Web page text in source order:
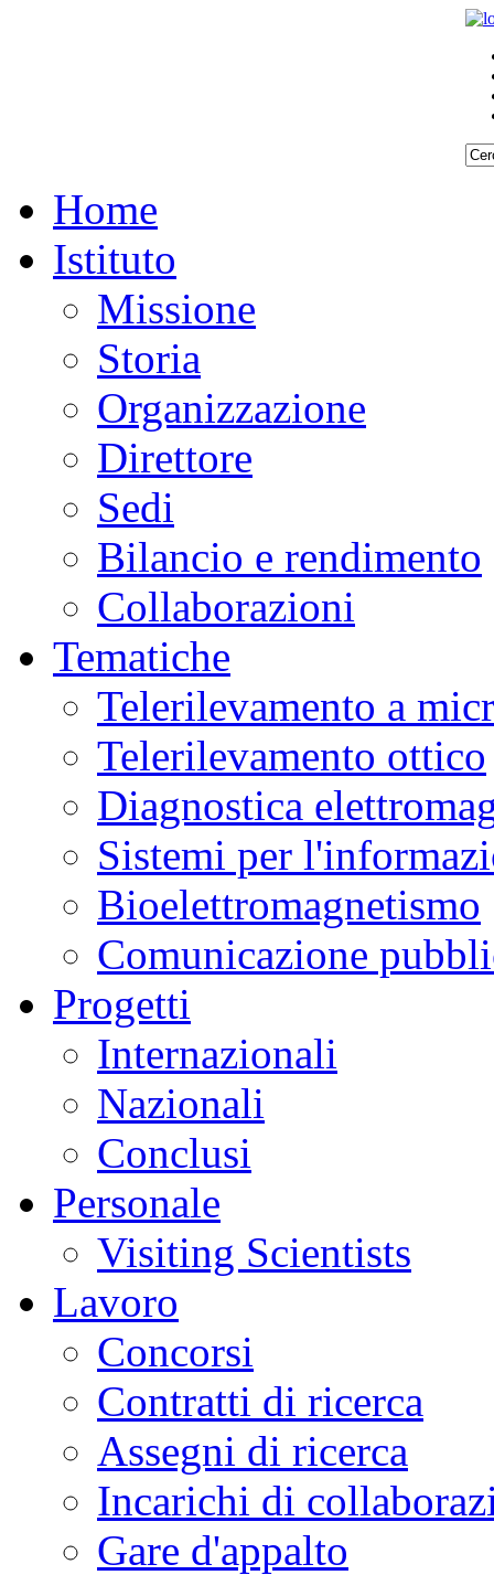
Home
Istituto
Missione
Storia
Organizzazione
Direttore
Sedi
Bilancio e rendimento
Collaborazioni
Tematiche
Telerilevamento a
Telerilevamento ottico
Diagnostica
Sistemi per
Bioelettromagnetismo
Comunicazione
Progetti
Internazionali
Nazionali
Conclusi
Personale
Visiting Scientists
Lavoro
Concorsi
Contratti di ricerca
Assegni di ricerca
Incarichi di
Gare d'appalto